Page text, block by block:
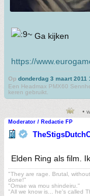
Ga kijken
https://
Op donderdag 3 maart 2011
Een Headmax PMX60
keren gebruikt.
•
Moderator / Redactie FP
Elden Ring als film.
"They are rage. Brutal,
done!"
"Omae wa mou shindeiru."
"All we know is... he's called